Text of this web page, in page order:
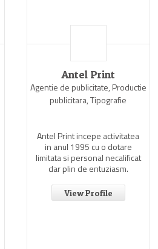
Antel Print
Agentie de publicitate, Productie
publicitara, Tipografie
Antel Print incepe activitatea
in anul 1995 cu o dotare
limitata si personal necalificat
dar plin de entuziasm.
View Profile